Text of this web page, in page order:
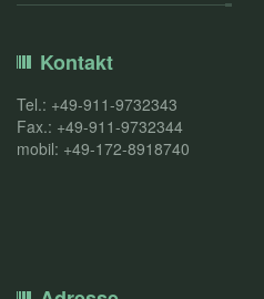
Kontakt
Tel.: +49-911-9732343
Fax.: +49-911-9732344
mobil: +49-172-8918740